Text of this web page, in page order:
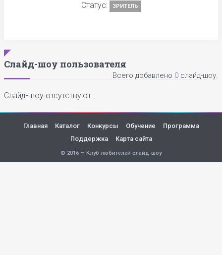
Статус: ЗРИТЕЛЬ
Слайд-шоу пользователя
Всего добавлено 0 слайд-шоу.
Слайд-шоу отсутствуют.
Главная Каталог Конкурсы Обучение
Программа
Поддержка
Карта сайта
© 2016 — Клуб любителей слайд-шоу